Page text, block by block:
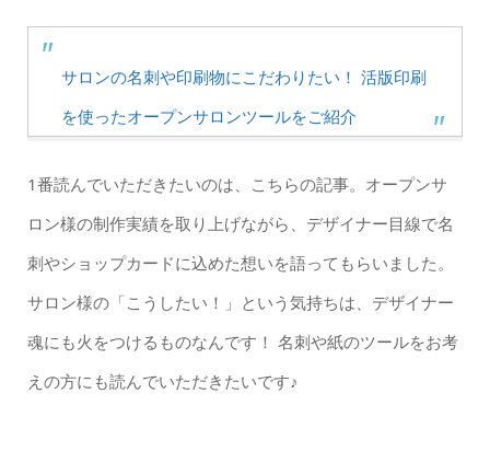
サロンの名刺や印刷物にこだわりたい！ 活版印刷
を使ったオープンサロンツールをご紹介
1番読んでいただきたいのは、こちらの記事。オープンサ
ロン様の制作実績を取り上げながら、デザイナー目線で名
刺やショップカードに込めた想いを語ってもらいました。
サロン様の「こうしたい！」という気持ちは、デザイナー
魂にも火をつけるものなんです！ 名刺や紙のツールをお考
えの方にも読んでいただきたいです♪